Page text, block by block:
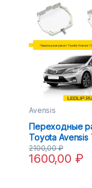
Avensis
Переходные
Toyota Avensis
15) Hella 3R AFS
1600,00 ₽
2100,00₽